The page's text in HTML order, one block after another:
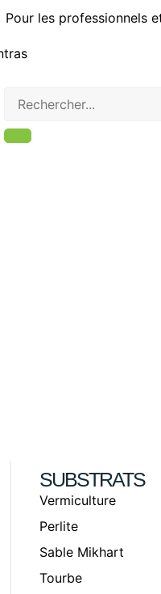
Pour les professionnels
SUBSTRATS
Vermiculture
Perlite
Sable Mikhart
Tourbe